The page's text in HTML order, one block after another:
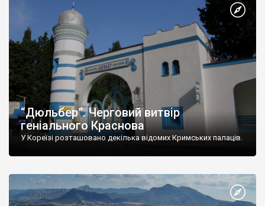
“Дюльбер”. Черговий витвір
геніального Краснова
У Кореїзі розташовано декілька відомих Кримських палаців.